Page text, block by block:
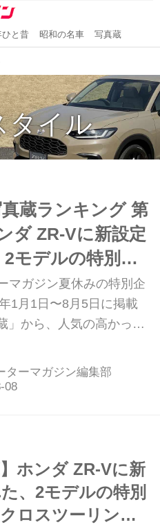
ひと昔 昭和の名車 写真蔵
タイル
真蔵ランキング 第
ダ ZR-Vに新設定
2モデルの特別仕
スツーリング」
ックスタイル」
マガジン夏休みの特別企
1月1日〜8月5日に掲載
」から、人気の高かった
10をカウントダウン形式
。第9位は、2026年3月に
たホンダのミドルサイズ
。（2026年4月26日公
容は公開時のものを一部
ターマガジン編集部
】ホンダ ZR-Vに新
、2モデルの特別
ロスツーリン